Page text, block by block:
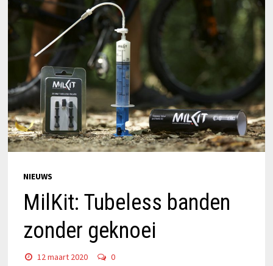
NIEUWS
MilKit: Tubeless banden
zonder geknoei
12 maart 2020 0